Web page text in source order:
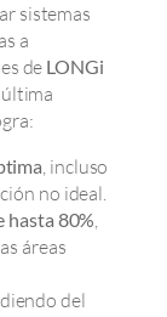
sistemas
a
de LONGi
, incluso
no ideal.
hasta 80%,
áreas
del